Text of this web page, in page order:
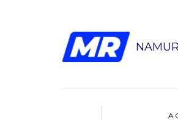
NAMUR